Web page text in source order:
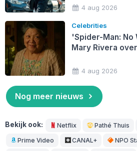
4 aug 2026
Celebrities
'Spider-Man:
Mary Rivera
4 aug 2026
Nog meer nieuws
Bekijk ook: Netflix Pathé Thuis
Prime Video CANAL+ NPO